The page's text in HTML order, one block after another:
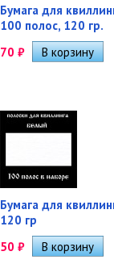
Бумага для
100 полос, 120 гр.
70 ₽
Бумага для
120 гр
50 ₽